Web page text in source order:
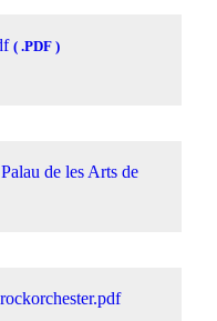
( .PDF )
de les Arts de